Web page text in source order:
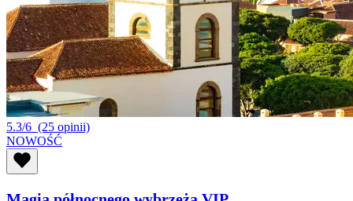
5.3/6 (25 opinii)
NOWOŚĆ